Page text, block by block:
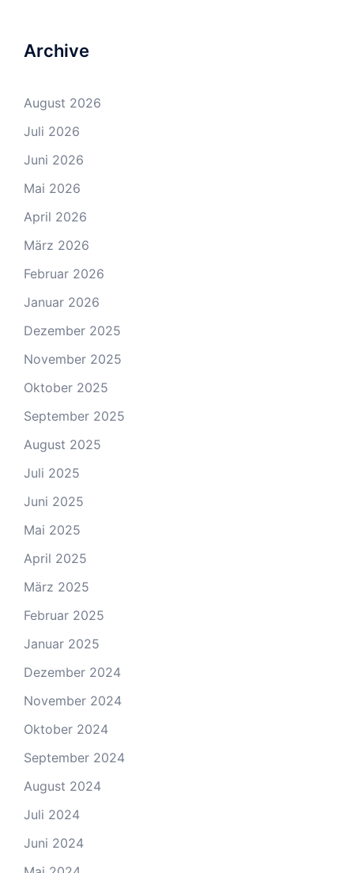
Archive
August 2026
Juli 2026
Juni 2026
Mai 2026
April 2026
März 2026
Februar 2026
Januar 2026
Dezember 2025
November 2025
Oktober 2025
September 2025
August 2025
Juli 2025
Juni 2025
Mai 2025
April 2025
März 2025
Februar 2025
Januar 2025
Dezember 2024
November 2024
Oktober 2024
September 2024
August 2024
Juli 2024
Juni 2024